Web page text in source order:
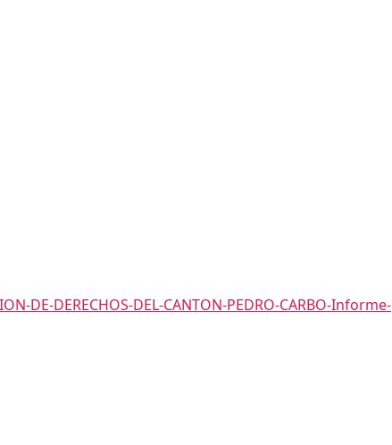
DE-DERECHOS-DEL-CANTON-PEDRO-CARBO-Informe-